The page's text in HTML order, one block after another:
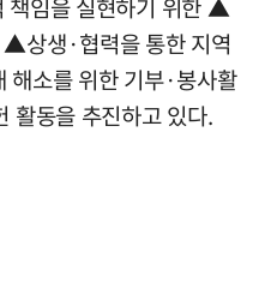
책임을 실현하기 위한 ▲
상생·협력을 통한 지역
소를 위한 기부·봉사활
활동을 추진하고 있다.